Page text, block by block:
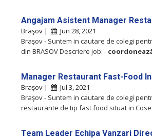
Angajam Asistent Manager
Braşov |
Jun 28, 2021
Braşov - Suntem in cautare de colegi
din BRASOV Descriere job: -
Manager Restaurant Fast-Food
Braşov |
Jul 3, 2021
Braşov - Suntem in cautare de colegi
restaurante de tip fast food situat in
Team Leader Echipa Vanzari